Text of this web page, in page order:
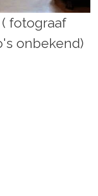
fotograaf
onbekend)